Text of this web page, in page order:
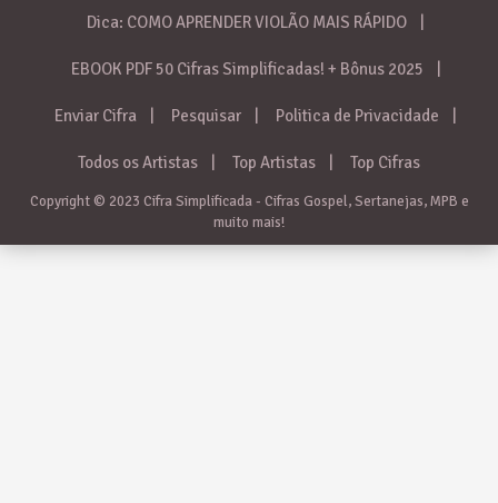
Dica: COMO APRENDER VIOLÃO MAIS RÁPIDO
EBOOK PDF 50 Cifras Simplificadas! + Bônus 2025
Enviar Cifra Pesquisar Politica de Privacidade
Todos os Artistas Top Artistas Top Cifras
Copyright © 2023 Cifra Simplificada - Cifras Gospel, Sertanejas, MPB e
muito mais!